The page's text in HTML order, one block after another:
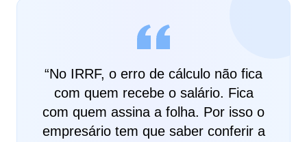
“No IRRF, o erro de cálculo não fica
com quem recebe o salário. Fica
com quem assina a folha. Por isso o
empresário tem que saber conferir a